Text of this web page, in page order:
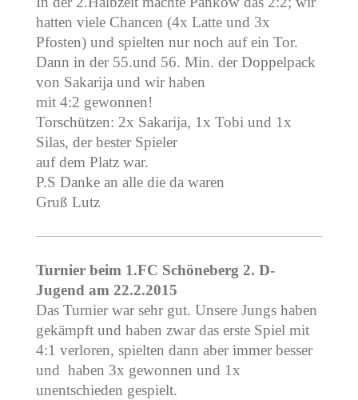
hatten viele Chancen (4x Latte und 3x
Pfosten) und spielten nur noch auf ein Tor.
Dann in der 55.und 56. Min. der Doppelpack
von Sakarija und wir haben
mit 4:2 gewonnen!
Torschützen: 2x Sakarija, 1x Tobi und 1x
Silas, der bester Spieler
auf dem Platz war.
P.S Danke an alle die da waren
Gruß Lutz
Turnier beim 1.FC Schöneberg 2. D-
Jugend am 22.2.2015
Das Turnier war sehr gut. Unsere Jungs haben
gekämpft und haben zwar das erste Spiel mit
4:1 verloren, spielten dann aber immer besser
und haben 3x gewonnen und 1x
unentschieden gespielt.